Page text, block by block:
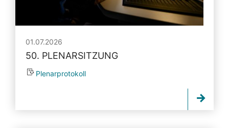
01.07.2026
50. PLENARSITZUNG
Plenarprotokoll